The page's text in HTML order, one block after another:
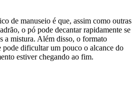
de manuseio é que, assim como outras
o pó pode decantar rapidamente se
a mistura. Além disso, o formato
dificultar um pouco o alcance do
estiver chegando ao fim.